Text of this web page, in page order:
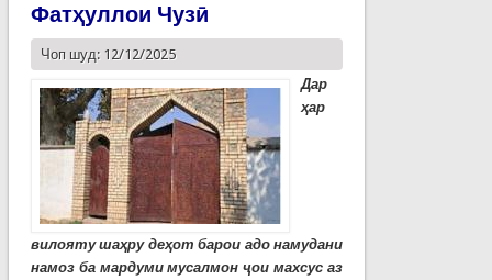
Фатҳуллои Чузӣ
Чоп шуд: 12/12/2025
Дар
ҳар
вилояту шаҳру деҳот барои адо намудани
намоз ба мардуми мусалмон ҷои махсус аз